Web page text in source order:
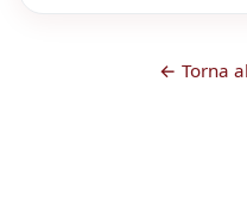
← Torna